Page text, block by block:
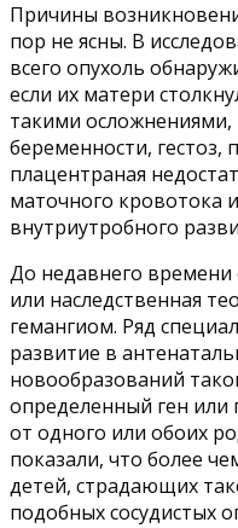
Причины
пор не ясны. В
всего опухоль
если их матери
такими осложнениями,
беременности, гестоз,
плацентраная
маточного кровотока
внутриутробного
До недавнего времени
или наследственная
гемангиом. Ряд
развитие в
новообразований
определенный ген или
от одного или обоих
показали, что более
детей, страдающих
подобных сосудистых